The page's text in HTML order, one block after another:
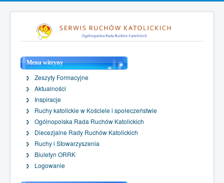
Menu witryny
Zeszyty Formacyjne
Aktualności
Inspiracje
Ruchy katolickie w Kościele i społeczeństwie
Ogólnopolska Rada Ruchów Katolickich
Diecezjalne Rady Ruchów Katolickich
Ruchy i Stowarzyszenia
Biuletyn ORRK
Logowanie